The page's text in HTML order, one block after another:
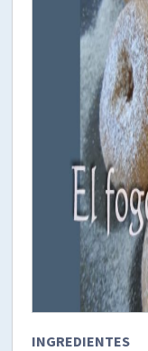
INGREDIENTES